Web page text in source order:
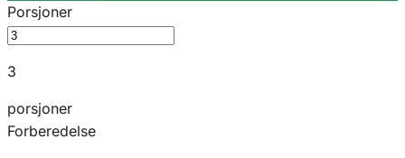
Porsjoner
3
porsjoner
Forberedelse